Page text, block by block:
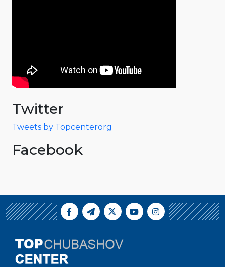
Twitter
Tweets by Topcenterorg
Facebook